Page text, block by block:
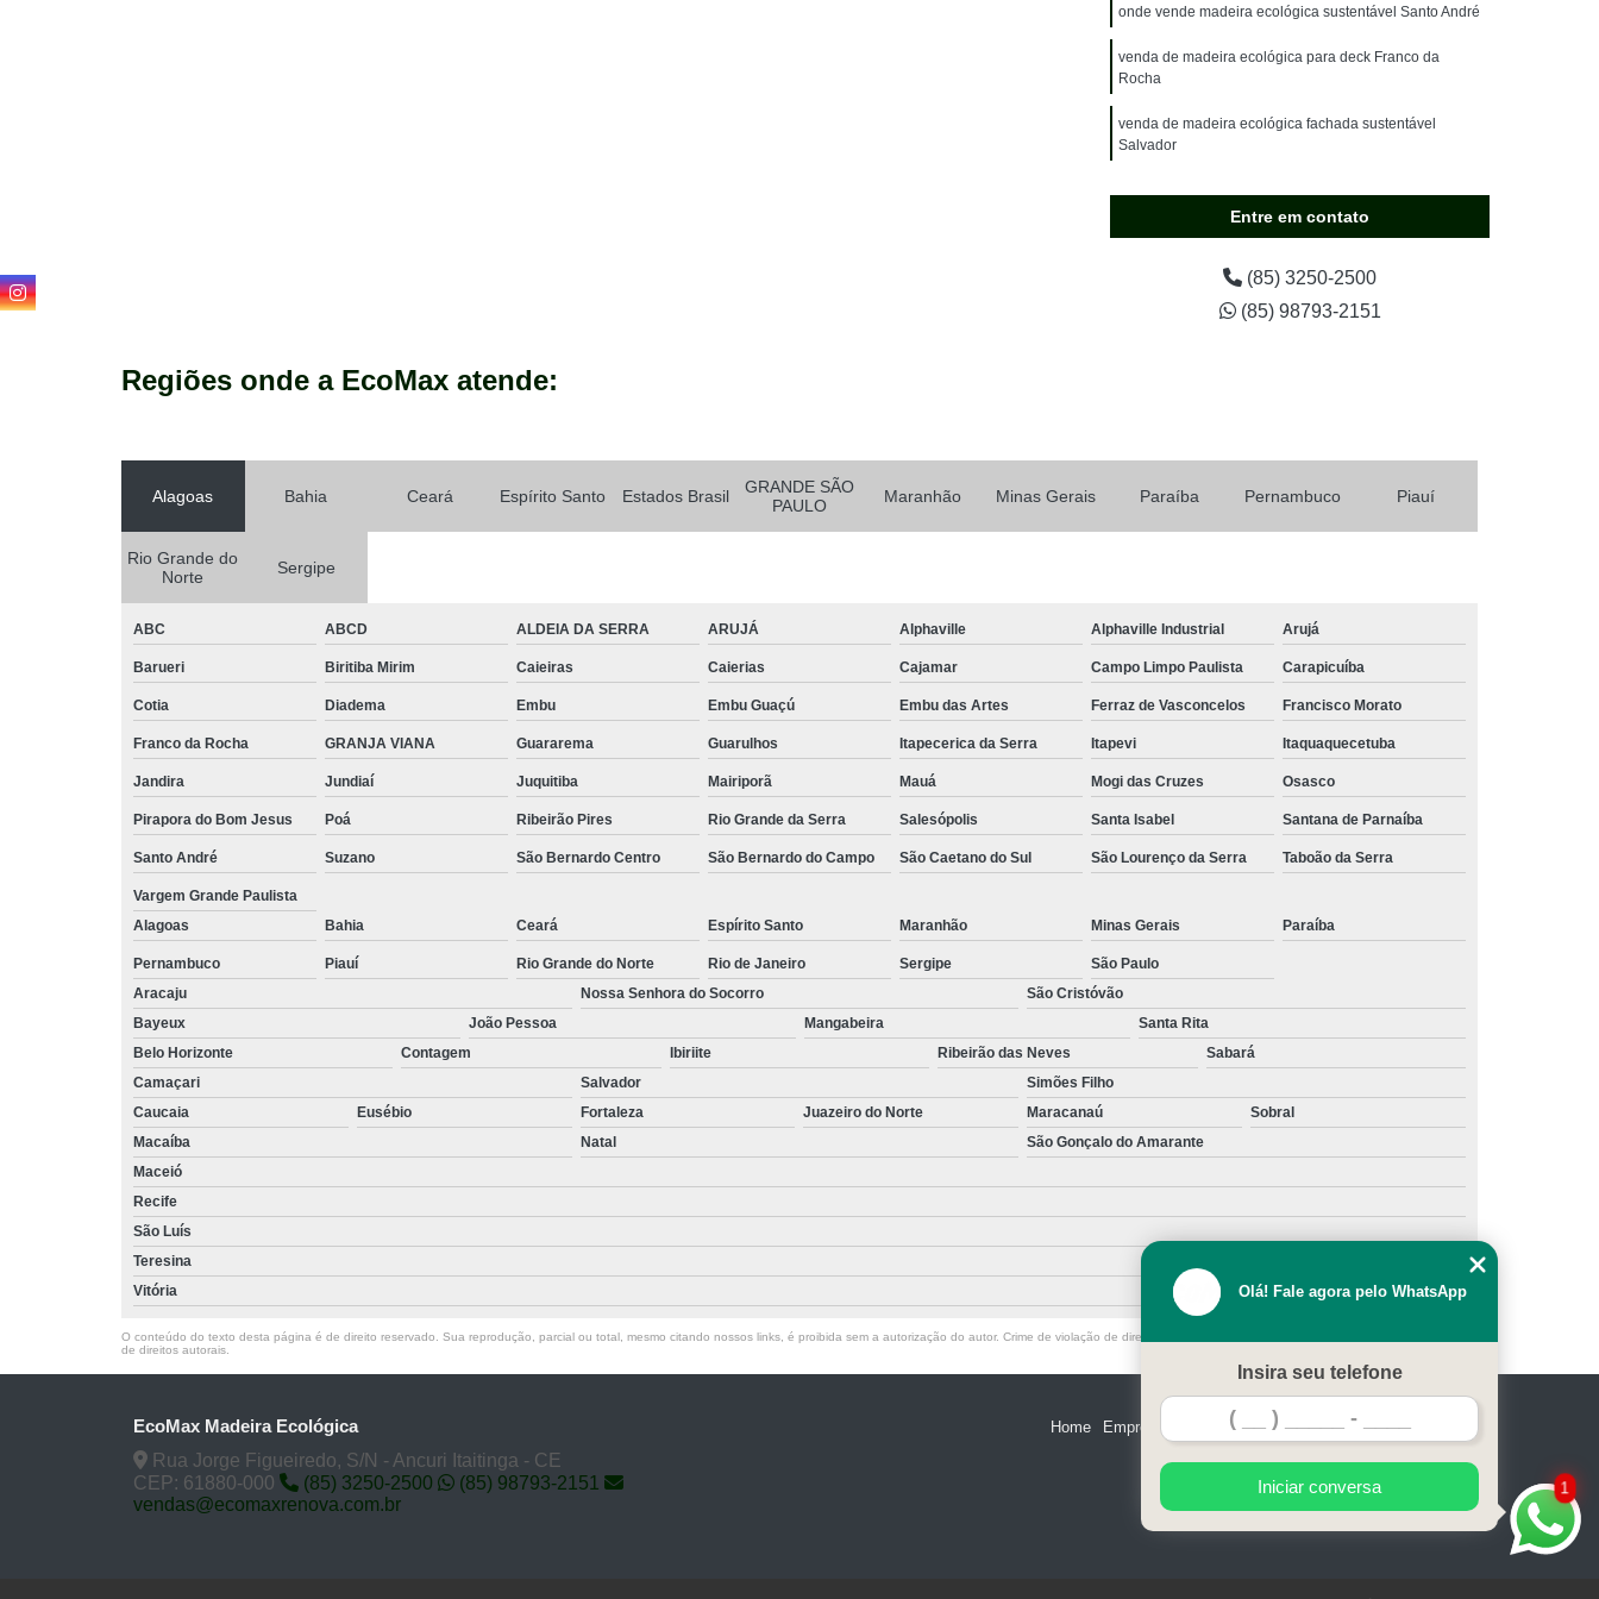
Madeira Plástica Pergolado
Pergolado de Madeira Plástica
Pergolado de Madeira Plástica com Policarbonato
Pergolado de Plástico Imitando Madeira
Pergolado Plástico Madeira
Porta Pallet para Armazenamento
Tábua de Madeira Plástica para Obra
Tábua em Madeira Plástica de Construção
Tábua em Madeira Plástica para Construção
Tábua em Madeira Plástica para Obra
onde vende madeira ecológica sustentável Santo André
venda de madeira ecológica para deck Franco da
Rocha
venda de madeira ecológica fachada sustentável
Salvador
Entre em contato
(85) 3250-2500
(85) 98793-2151
Regiões onde a EcoMax atende:
Alagoas Bahia Ceará Espírito Santo Estados Brasil
GRANDE SÃO
PAULO
Maranhão Minas Gerais Paraíba Pernambuco Piauí
Rio Grande do
Norte
Sergipe
ABC ABCD ALDEIA DA SERRA ARUJÁ Alphaville Alphaville Industrial Arujá
Barueri Biritiba Mirim Caieiras Caierias Cajamar Campo Limpo Paulista Carapicuíba
Cotia Diadema Embu Embu Guaçú Embu das Artes Ferraz de Vasconcelos Francisco Morato
Franco da Rocha GRANJA VIANA Guararema Guarulhos Itapecerica da Serra Itapevi Itaquaquecetuba
Jandira Jundiaí Juquitiba Mairiporã Mauá Mogi das Cruzes Osasco
Pirapora do Bom Jesus Poá Ribeirão Pires Rio Grande da Serra Salesópolis Santa Isabel Santana de Parnaíba
Santo André Suzano São Bernardo Centro São Bernardo do Campo São Caetano do Sul São Lourenço da Serra Taboão da Serra
Vargem Grande Paulista
Alagoas
Bahia Ceará Espírito Santo Maranhão Minas Gerais Paraíba
Pernambuco Piauí Rio Grande do Norte Rio de Janeiro Sergipe
São Paulo
Aracaju
Nossa Senhora do Socorro
São Cristóvão
Bayeux
João Pessoa Mangabeira
Santa Rita
Belo Horizonte
Contagem Ibiriite Ribeirão das Neves
Sabará
Camaçari
Salvador
Simões Filho
Caucaia
Eusébio Fortaleza Juazeiro do Norte Maracanaú
Sobral
Macaíba
Natal
São Gonçalo do Amarante
Maceió
Recife
São Luís
Teresina
Vitória
O conteúdo do texto desta página é de direito reservado. Sua reprodução, parcial ou total, mesmo citando nossos links, é proibida sem a autorização do autor. Crime de violação de direito autoral – artigo 184 do Código Penal –
de direitos autorais
EcoMax Madeira Ecológica
Rua Jorge Figueiredo, S/N - Ancuri Itaitinga - CE
CEP: 61880-000
(85) 3250-2500
(85) 98793-2151
vendas@ecomaxrenova.com.br
Home Empresa Serviços Contato Mapa do site
1
Olá! Fale agora pelo WhatsApp
Insira seu telefone
Iniciar conversa